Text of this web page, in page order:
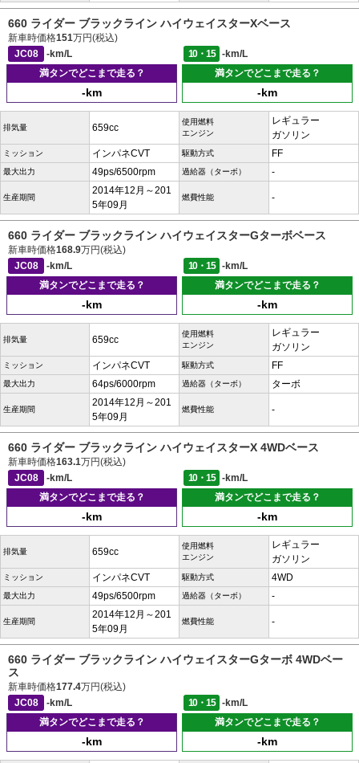
660 ライダー ブラックライン ハイウェイスターXベース
新車時価格151万円(税込)
JC08
-km/L 10・15
-km/L
満タンでどこまで走る？
-km
満タンでどこまで走る？
-km
排気量 659cc
使用燃料
エンジン
レギュラー
ガソリン
ミッション インパネCVT 駆動方式 FF
最大出力 49ps/6500rpm 過給器（ターボ） -
生産期間
2014年12月～201
5年09月
燃費性能 -
660 ライダー ブラックライン ハイウェイスターGターボベース
新車時価格168.9万円(税込)
JC08
-km/L 10・15
-km/L
満タンでどこまで走る？
-km
満タンでどこまで走る？
-km
排気量 659cc
使用燃料
エンジン
レギュラー
ガソリン
ミッション インパネCVT 駆動方式 FF
最大出力 64ps/6000rpm 過給器（ターボ） ターボ
生産期間
2014年12月～201
5年09月
燃費性能 -
660 ライダー ブラックライン ハイウェイスターX 4WDベース
新車時価格163.1万円(税込)
JC08
-km/L 10・15
-km/L
満タンでどこまで走る？
-km
満タンでどこまで走る？
-km
排気量 659cc
使用燃料
エンジン
レギュラー
ガソリン
ミッション インパネCVT 駆動方式 4WD
最大出力 49ps/6500rpm 過給器（ターボ） -
生産期間
2014年12月～201
5年09月
燃費性能 -
660 ライダー ブラックライン ハイウェイスターGターボ 4WDベー
ス
新車時価格177.4万円(税込)
JC08
-km/L 10・15
-km/L
満タンでどこまで走る？
-km
満タンでどこまで走る？
-km